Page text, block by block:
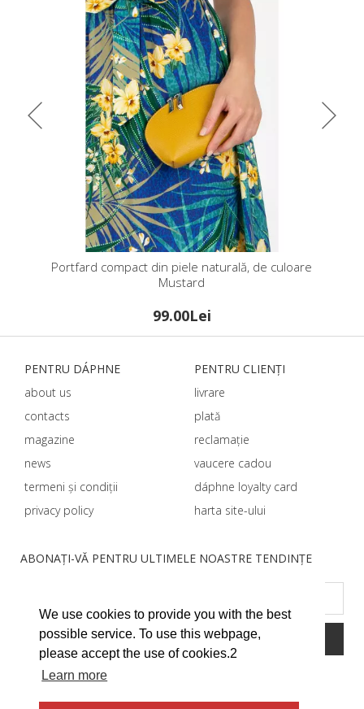
We use cookies to provide you with the best
possible service. To use this webpage,
please accept the use of cookies.2
Learn more
de culoare Portfard compact din piele naturală, de
99.00Lei
ABONAȚI-VĂ PENTRU ULTIMELE NOASTRE TENDINȚE
PENTRU DÁPHNЕ
about us
contacts
magazine
news
termeni și condiții
privacy policy
PENTRU CLIENȚI
livrare
plată
reclamație
vaucere cadou
dáphnе loyalty card
harta site-ului